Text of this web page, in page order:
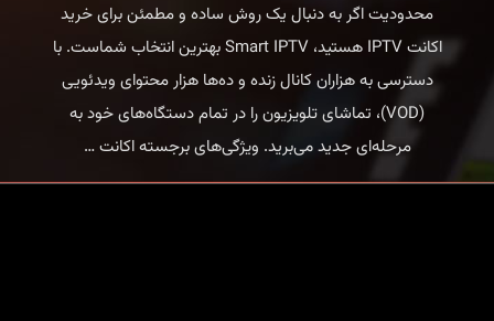
محدودیت اگر به دنبال یک روش ساده و مطمئن برای خرید
اکانت IPTV هستید، Smart IPTV بهترین انتخاب شماست. با
دسترسی به هزاران کانال زنده و ده‌ها هزار محتوای ویدئویی
(VOD)، تماشای تلویزیون را در تمام دستگاه‌های خود به
مرحله‌ای جدید می‌برید. ویژگی‌های برجسته اکانت…
اکانت